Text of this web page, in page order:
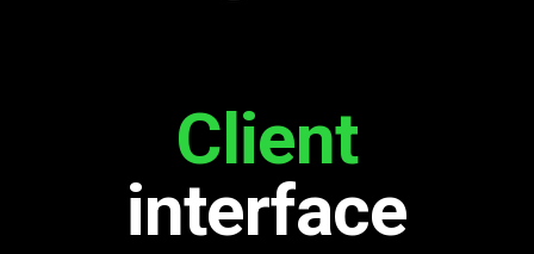
Client
interface